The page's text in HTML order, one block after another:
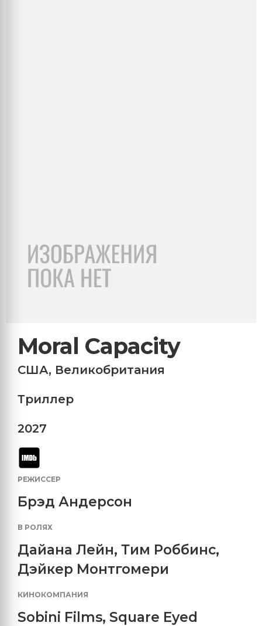
Moral Capacity
США, Великобритания
Триллер
2027
РЕЖИССЕР
Брэд Андерсон
В РОЛЯХ
Дайана Лейн, Тим Роббинс,
Дэйкер Монтгомери
КИНОКОМПАНИЯ
Sobini Films, Square Eyed